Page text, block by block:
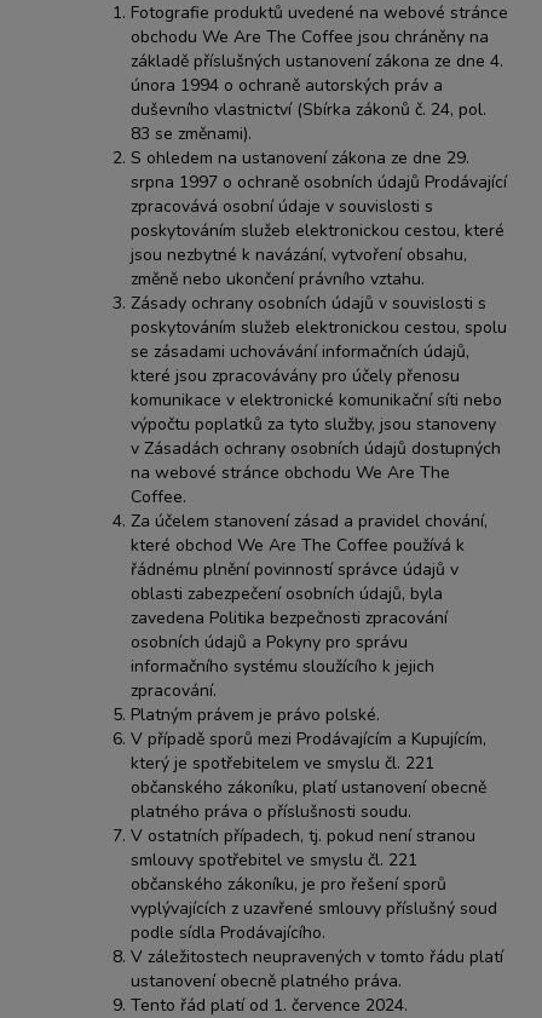
Fotografie produktů uvedené na webové stránce
obchodu We Are The Coffee jsou chráněny na
základě příslušných ustanovení zákona ze dne 4.
února 1994 o ochraně autorských práv a
duševního vlastnictví (Sbírka zákonů č. 24, pol.
83 se změnami).
S ohledem na ustanovení zákona ze dne 29.
srpna 1997 o ochraně osobních údajů Prodávající
zpracovává osobní údaje v souvislosti s
poskytováním služeb elektronickou cestou, které
jsou nezbytné k navázání, vytvoření obsahu,
změně nebo ukončení právního vztahu.
Zásady ochrany osobních údajů v souvislosti s
poskytováním služeb elektronickou cestou, spolu
se zásadami uchovávání informačních údajů,
které jsou zpracovávány pro účely přenosu
komunikace v elektronické komunikační síti nebo
výpočtu poplatků za tyto služby, jsou stanoveny
v Zásadách ochrany osobních údajů dostupných
na webové stránce obchodu We Are The
Coffee.
Za účelem stanovení zásad a pravidel chování,
které obchod We Are The Coffee používá k
řádnému plnění povinností správce údajů v
oblasti zabezpečení osobních údajů, byla
zavedena Politika bezpečnosti zpracování
osobních údajů a Pokyny pro správu
informačního systému sloužícího k jejich
zpracování.
Platným právem je právo polské.
V případě sporů mezi Prodávajícím a Kupujícím,
který je spotřebitelem ve smyslu čl. 221
občanského zákoníku, platí ustanovení obecně
platného práva o příslušnosti soudu.
V ostatních případech, tj. pokud není stranou
smlouvy spotřebitel ve smyslu čl. 221
občanského zákoníku, je pro řešení sporů
vyplývajících z uzavřené smlouvy příslušný soud
podle sídla Prodávajícího.
V záležitostech neupravených v tomto řádu platí
ustanovení obecně platného práva.
Tento řád platí od 1. července 2024.